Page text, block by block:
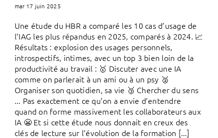
mar 17 juin 2025
Une étude du HBR a comparé les 10 cas d’usage de
l’IAG les plus répandus en 2025, comparés à 2024. 📈
Résultats : explosion des usages personnels,
introspectifs, intimes, avec un top 3 bien loin de la
productivité au travail : 🥇 Discuter avec une IA
comme on parlerait à un ami ou à un psy 🥈
Organiser son quotidien, sa vie 🥉 Chercher du sens
... Pas exactement ce qu’on a envie d’entendre
quand on forme massivement les collaborateurs aux
IA 😬 Et si cette étude nous donnait en creux des
clés de lecture sur l’évolution de la formation [...]